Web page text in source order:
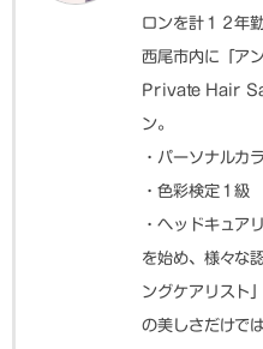
ロンを計１２年
西尾市内に「ア
Private Hair
ン。
・パーソナルカ
・色彩検定１級
・ヘッドキュア
を始め、様々な
ングケアリスト
の美しさだけで